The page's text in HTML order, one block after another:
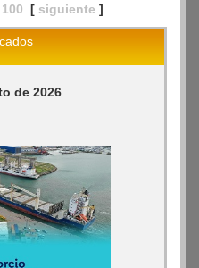
100 [ siguiente ]
de 2026